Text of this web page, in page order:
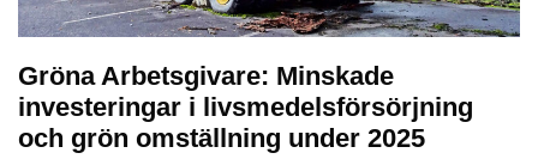
Gröna Arbetsgivare: Minskade
investeringar i livsmedelsförsörjning
och grön omställning under 2025